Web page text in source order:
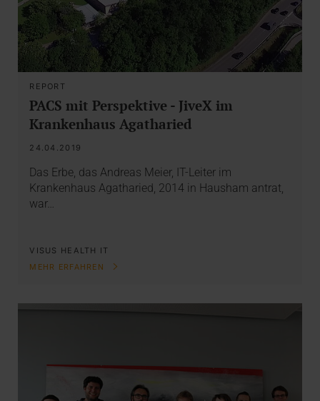
REPORT
PACS mit Perspektive - JiveX im
Krankenhaus Agatharied
24.04.2019
Das Erbe, das Andreas Meier, IT-Leiter im
Krankenhaus Agatharied, 2014 in Hausham antrat,
war…
VISUS HEALTH IT
MEHR ERFAHREN